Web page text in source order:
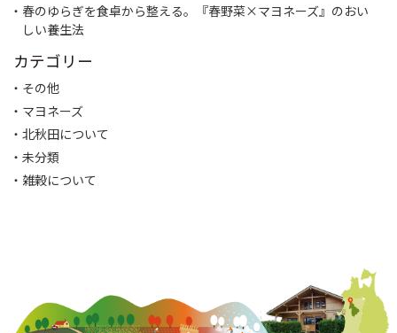
春のゆらぎを食卓から整える。『春野菜×マヨネーズ』のおい
しい養生法
カテゴリー
その他
マヨネーズ
北秋田について
未分類
雑穀について